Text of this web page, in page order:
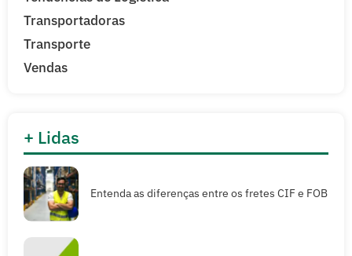
Transportadoras
Transporte
Vendas
+ Lidas
Entenda as diferenças entre os fretes CIF e FOB